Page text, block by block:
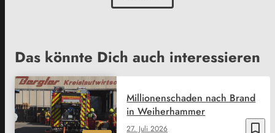
Das könnte Dich auch interessieren
bookmark_border
27. Juli 2026
Millionenschaden nach Brand
in Weiherhammer